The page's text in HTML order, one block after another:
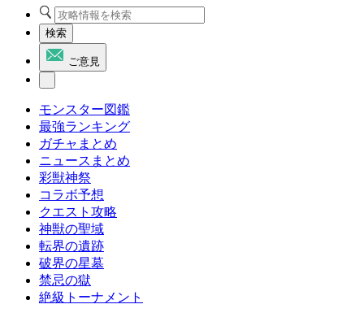
検索
ご意見
モンスター図鑑
最強ランキング
ガチャまとめ
ニュースまとめ
彩獣神祭
コラボ予想
クエスト攻略
神獣の聖域
転界の遺跡
破界の星墓
禁忌の獄
絶級トーナメント